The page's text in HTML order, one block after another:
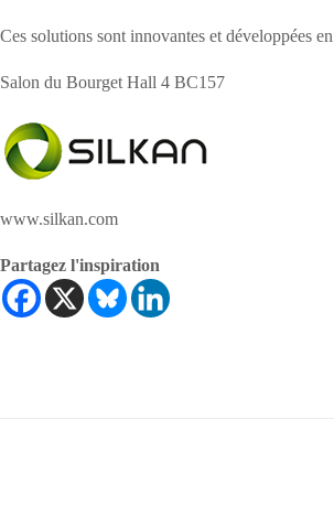
Ces solutions sont innovantes et développées
Salon du Bourget Hall 4 BC157
www.silkan.com
Partagez l'inspiration